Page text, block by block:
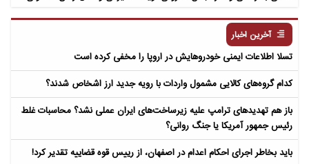
آخرین اخبار
تسلا اطلاعات ایمنی خودروهایش در اروپا را مخفی کرده است
کدام گروه‌های کالایی مشمول واردات با رویه جدید ارز اشخاص شدند؟
باز هم تهدیدهای ترامپ علیه زیرساخت‌های ایران عملی نشد؟ محاسبات غلط
رئیس جمهور آمریکا یا جنگ روانی؟
باید بخاطر اجرای احکام اعدام در اصفهان، از رییس قوه قضاییه تقدیر کرد!